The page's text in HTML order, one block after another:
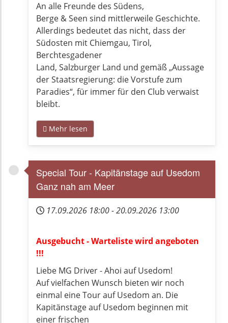
An alle Freunde des Südens,
Berge & Seen sind mittlerweile Geschichte.
Allerdings bedeutet das nicht, dass der
Südosten mit Chiemgau, Tirol,
Berchtesgadener
Land, Salzburger Land und gemäß „Aussage
der Staatsregierung: die Vorstufe zum
Paradies“, für immer für den Club verwaist
bleibt.
Mehr lesen
Special Tour - Kapitänstage auf Usedom
Ganz nah am Meer
17.09.2026 18:00-20.09.2026 13:00
Ausgebucht - Warteliste wird angeboten
!!!
Liebe MG Driver - Ahoi auf Usedom!
Auf vielfachen Wunsch bieten wir noch
einmal eine Tour auf Usedom an. Die
Kapitänstage auf Usedom beginnen mit
einer frischen